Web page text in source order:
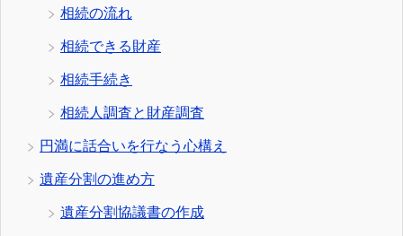
相続の流れ
相続できる財産
相続手続き
相続人調査と財産調査
円満に話合いを行なう心構え
遺産分割の進め方
遺産分割協議書の作成